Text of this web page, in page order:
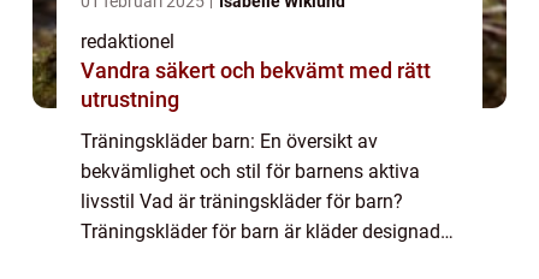
redaktionel
Vandra säkert och bekvämt med rätt
utrustning
Träningskläder barn: En översikt av
bekvämlighet och stil för barnens aktiva
livsstil Vad är träningskläder för barn?
Träningskläder för barn är kläder designade